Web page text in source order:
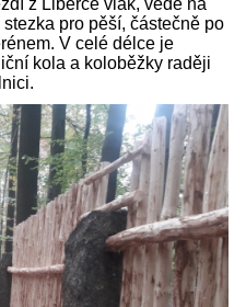
z Liberce vlak, vede na
pro pěší, částečně po
V celé délce je
kola a koloběžky raději